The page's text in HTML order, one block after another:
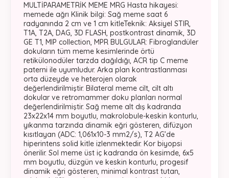
MULTİPARAMETRİK MEME MRG Hasta hikayesi:
memede ağrı Klinik bilgi: Sağ meme saat 6
radyanında 2 cm ve 1 cm kitleTeknik: Aksiyel STIR,
T1A, T2A, DAG, 3D FLASH, postkontrast dinamik, 3D
GE T1, MIP collection, MPR BULGULAR: Fibroglandüler
dokuların tüm meme kesimlerinde örtü
retikülonodüler tarzda dağıldığı, ACR tip C meme
paterni ile uyumludur. Arka plan kontrastlanması
orta düzeyde ve heterojen olarak
değerlendirilmiştir. Bilateral meme cilt, cilt altı
dokular ve retromammer doku planları normal
değerlendirilmiştir. Sağ meme alt dış kadranda
23x22x14 mm boyutlu, makrolobule-keskin konturlu,
yıkanma tarzında dinamik eğri gösteren, difüzyon
kısıtlayan (ADC: 1,061x10-3 mm2/s), T2 AG’de
hiperintens solid kitle izlenmektedir. Kor biyopsi
önerilir. Sol meme üst iç kadranda ön kesimde, 6x5
mm boyutlu, düzgün ve keskin konturlu, progesif
dinamik eğri gösteren, minimal kontrast tutan,